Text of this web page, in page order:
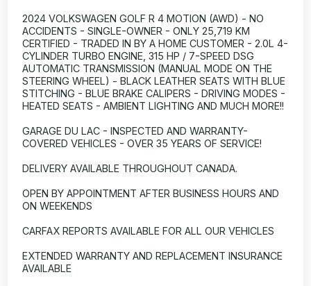
2024 VOLKSWAGEN GOLF R 4 MOTION (AWD) - NO
ACCIDENTS - SINGLE-OWNER - ONLY 25,719 KM
CERTIFIED - TRADED IN BY A HOME CUSTOMER - 2.0L 4-
CYLINDER TURBO ENGINE, 315 HP / 7-SPEED DSG
AUTOMATIC TRANSMISSION (MANUAL MODE ON THE
STEERING WHEEL) - BLACK LEATHER SEATS WITH BLUE
STITCHING - BLUE BRAKE CALIPERS - DRIVING MODES -
HEATED SEATS - AMBIENT LIGHTING AND MUCH MORE!!
GARAGE DU LAC - INSPECTED AND WARRANTY-
COVERED VEHICLES - OVER 35 YEARS OF SERVICE!
DELIVERY AVAILABLE THROUGHOUT CANADA.
OPEN BY APPOINTMENT AFTER BUSINESS HOURS AND
ON WEEKENDS
CARFAX REPORTS AVAILABLE FOR ALL OUR VEHICLES
EXTENDED WARRANTY AND REPLACEMENT INSURANCE
AVAILABLE